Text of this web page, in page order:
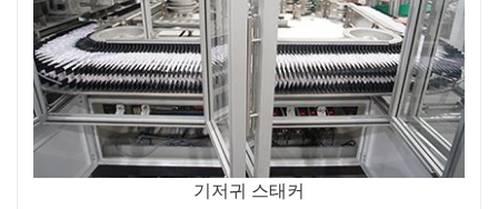
기저귀 스태커